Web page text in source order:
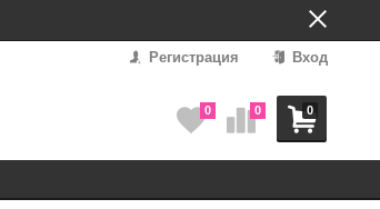
Регистрация Вход
0
0 0